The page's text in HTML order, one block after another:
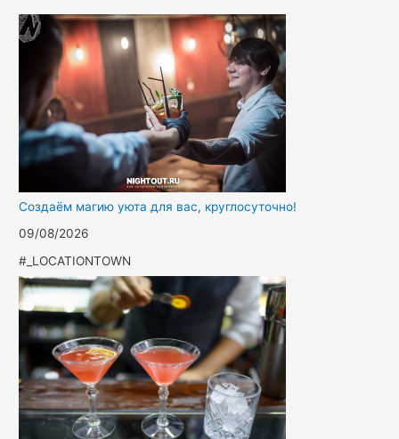
Создаём магию уюта для вас, круглосуточно!
09/08/2026
#_LOCATIONTOWN